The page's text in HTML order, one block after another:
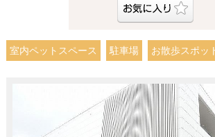
室内ペットスペース 駐車場 お散歩スポッ